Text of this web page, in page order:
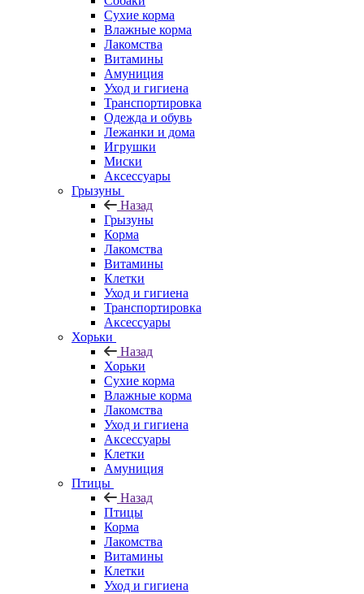
Сухие корма
Влажные корма
Лакомства
Витамины
Амуниция
Уход и гигиена
Транспортировка
Одежда и обувь
Лежанки и дома
Игрушки
Миски
Аксессуары
Грызуны
Назад
Грызуны
Корма
Лакомства
Витамины
Клетки
Уход и гигиена
Транспортировка
Аксессуары
Хорьки
Назад
Хорьки
Сухие корма
Влажные корма
Лакомства
Уход и гигиена
Аксессуары
Клетки
Амуниция
Птицы
Назад
Птицы
Корма
Лакомства
Витамины
Клетки
Уход и гигиена